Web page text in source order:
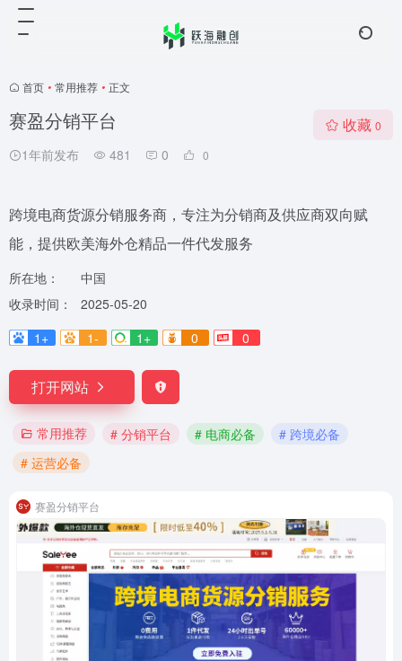
首页 • 常用推荐 • 正文
赛盈分销平台
1年前发布 481 0 0
收藏 0
跨境电商货源分销服务商，专注为分销商及供应商双向赋
能，提供欧美海外仓精品一件代发服务
所在地：
中国
收录时间：
2025-05-20
1+
1- 1+ 0 0
打开网站
常用推荐 # 分销平台 # 电商必备
# 跨境必备
# 运营必备
赛盈分销平台